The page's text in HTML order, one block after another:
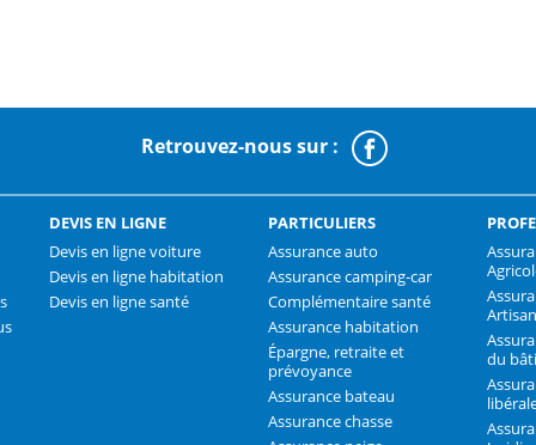
Retrouvez-nous sur :
DEVIS EN LIGNE
Devis en ligne voiture
Devis en ligne habitation
Devis en ligne santé
PARTICULIERS
Assurance auto
Assurance camping-car
Complémentaire santé
Assurance habitation
Épargne, retraite et
prévoyance
Assurance bateau
Assurance chasse
du